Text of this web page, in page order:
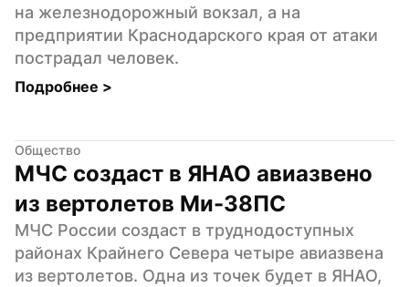
на железнодорожный вокзал, а на
предприятии Краснодарского края от атаки
пострадал человек.
Подробнее >
Общество
МЧС создаст в ЯНАО авиазвено
из вертолетов Ми-38ПС
МЧС России создаст в труднодоступных
районах Крайнего Севера четыре авиазвена
из вертолетов. Одна из точек будет в ЯНАО,